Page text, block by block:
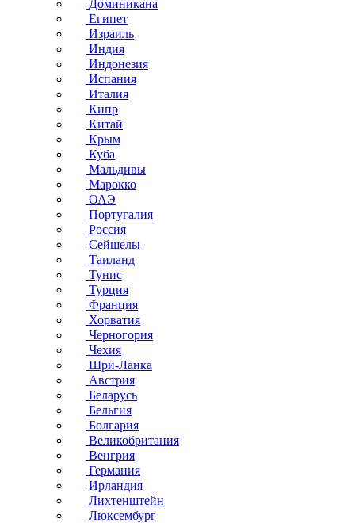
Доминикана
Египет
Израиль
Индия
Индонезия
Испания
Италия
Кипр
Китай
Крым
Куба
Мальдивы
Марокко
ОАЭ
Португалия
Россия
Сейшелы
Таиланд
Тунис
Турция
Франция
Хорватия
Черногория
Чехия
Шри-Ланка
Австрия
Беларусь
Бельгия
Болгария
Великобритания
Венгрия
Германия
Ирландия
Лихтенштейн
Люксембург